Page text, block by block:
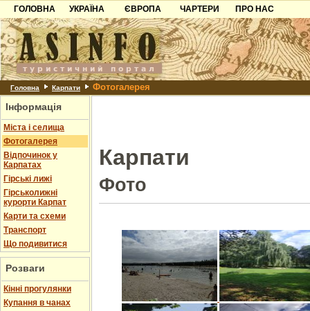
ГОЛОВНА
УКРАЇНА
Карпати
Азов
Причорноморря
Шацьк
ЄВРОПА
Чорногорія
Хорватія
Болгарія
Албанія
ЧАРТЕРИ
ПРО НАС
Контакти
Партнерам
Додати готель
Головна Карпати Фотогалерея
Інформація
Міста і селища
Фотогалерея
Відпочинок у
Карпатах
Гірські лижі
Гірськолижні
курорти Карпат
Карти та схеми
Транспорт
Що подивитися
Розваги
Кінні прогулянки
Купання в чанах
Карпати
Фото